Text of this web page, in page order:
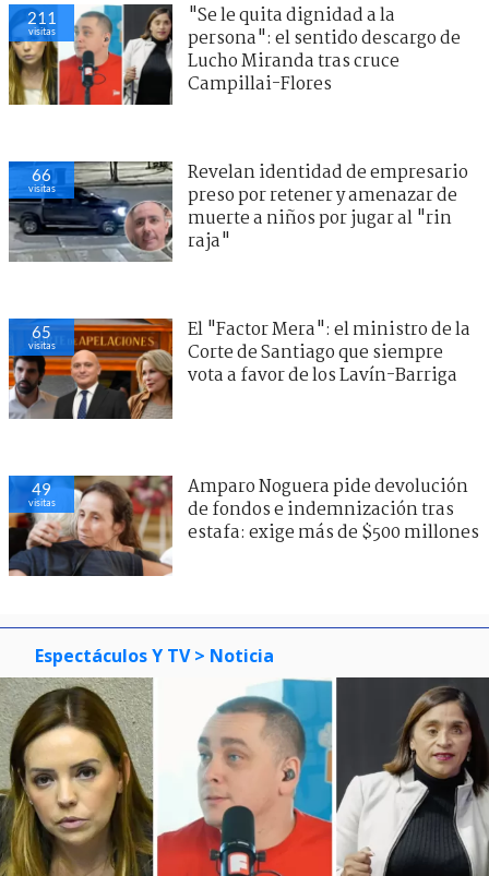
211
visitas
"Se le quita dignidad a la
persona": el sentido descargo de
Lucho Miranda tras cruce
Campillai-Flores
66
visitas
Revelan identidad de empresario
preso por retener y amenazar de
muerte a niños por jugar al "rin
raja"
65
visitas
El "Factor Mera": el ministro de la
Corte de Santiago que siempre
vota a favor de los Lavín-Barriga
49
visitas
Amparo Noguera pide devolución
de fondos e indemnización tras
estafa: exige más de $500 millones
Espectáculos Y TV > Noticia